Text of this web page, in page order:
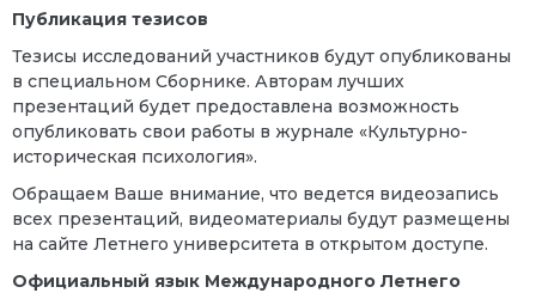
Публикация тезисов
Тезисы исследований участников будут опубликованы
в специальном Сборнике. Авторам лучших
презентаций будет предоставлена возможность
опубликовать свои работы в журнале «Культурно-
историческая психология».
Обращаем Ваше внимание, что ведется видеозапись
всех презентаций, видеоматериалы будут размещены
на сайте Летнего университета в открытом доступе.
Официальный язык Международного Летнего